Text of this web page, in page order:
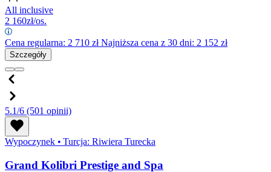
All inclusive
2 160zł/os.
Cena regularna: 2 710 złNajniższa cena z 30 dni: 2 152 zł
Szczegóły
5.1/6 (501 opinii)
Wypoczynek • Turcja: Riwiera Turecka
Grand Kolibri Prestige and Spa